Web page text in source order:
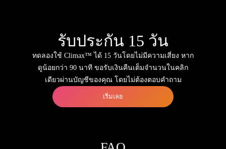
รับประกัน 15 วัน
ทดลองใช้ Climax™ ได้ 15 วันโดยไม่มีความเสี่ยง หาก
ดูน้อยกว่า 90 นาที ขอรับเงินคืนเต็มจำนวนในคลิก
เดียวผ่านบัญชีของคุณ โดยไม่ต้องตอบคำถาม
เริ่มเลย